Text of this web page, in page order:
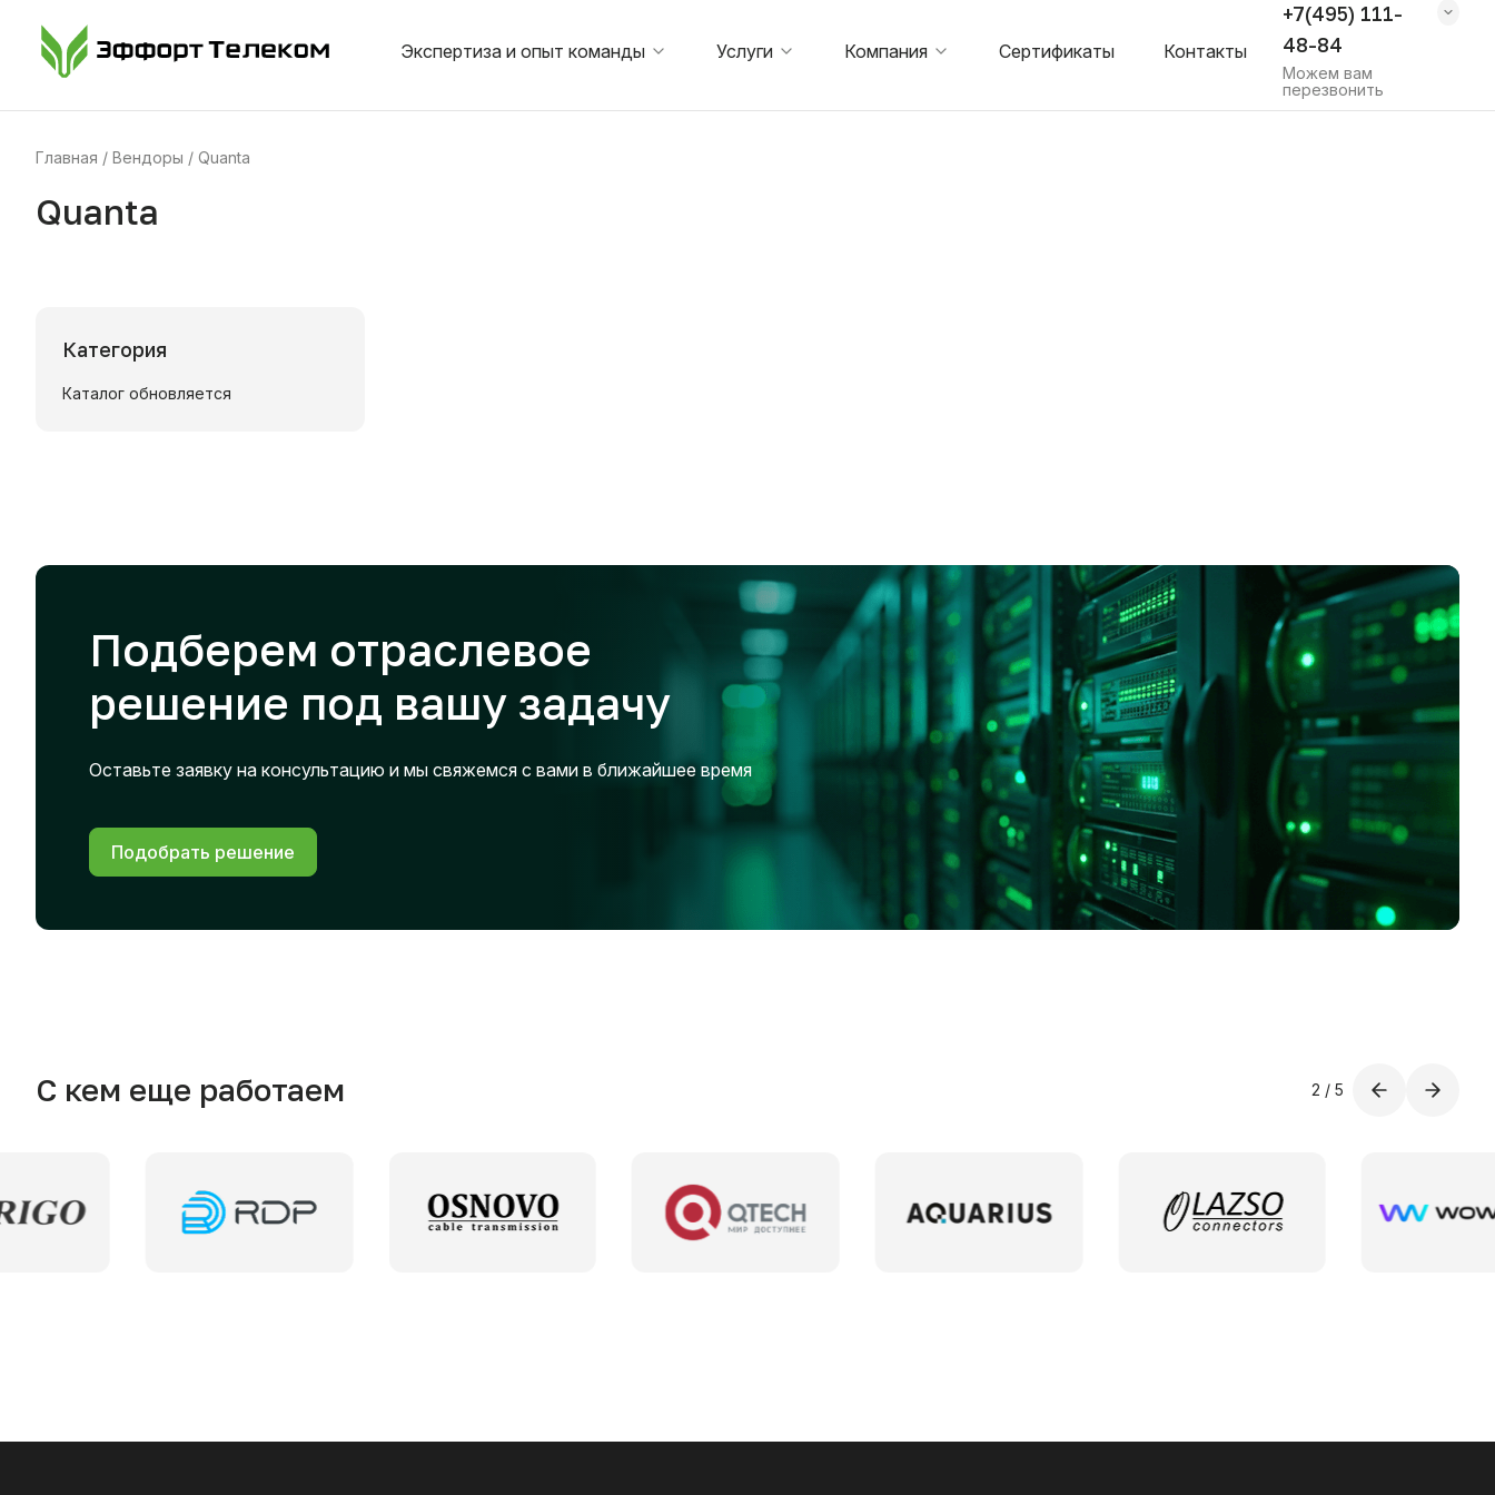
Экспертиза и опыт команды Услуги Компания Сертификаты Контакты
+7(495) 111-
48-84
Можем вам
перезвонить
Главная Вендоры Quanta
Quanta
Категория
Каталог обновляется
Подберем отраслевое
решение под вашу задачу
Оставьте заявку на консультацию и мы свяжемся с вами в ближайшее время
Подобрать решение
С кем еще работаем 2 / 5